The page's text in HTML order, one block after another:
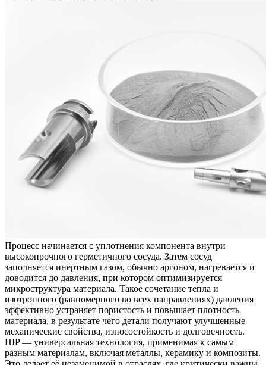
Процесс начинается с уплотнения компонента внутри
высокопрочного герметичного сосуда. Затем сосуд
заполняется инертным газом, обычно аргоном, нагревается и
доводится до давления, при котором оптимизируется
микроструктура материала. Такое сочетание тепла и
изотропного (равномерного во всех направлениях) давления
эффективно устраняет пористость и повышает плотность
материала, в результате чего детали получают улучшенные
механические свойства, износостойкость и долговечность.
HIP — универсальная технология, применимая к самым
разным материалам, включая металлы, керамику и композиты.